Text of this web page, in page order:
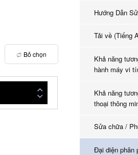
Bỏ chọn
Hướng Dẫn
Tải về (Tiếng
Khả năng
hành máy vi
Khả năng
thoại thông
Sửa chữa /
Đại diện phân